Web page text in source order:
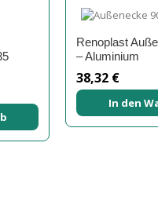
Renoplast
– Aluminium
38,32 €
In den